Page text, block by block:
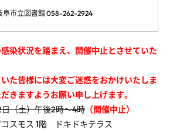
阜市立図書館 058-262-2924
染状況を踏まえ、開催中止とさせていた
た皆様には大変ご迷惑をおかけいたしま
きますようお願い申し上げます。
（土）午後2時～4時 （開催中止）
スモス 1階 ドキドキテラス